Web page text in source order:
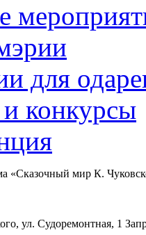
для
конкурсы
«Сказочный мир К.
ул. Судоремонтная, 1